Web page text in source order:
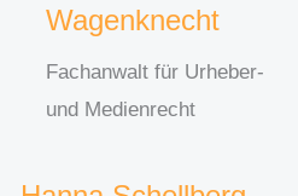
Wagenknecht
Fachanwalt für Urheber-
und Medienrecht